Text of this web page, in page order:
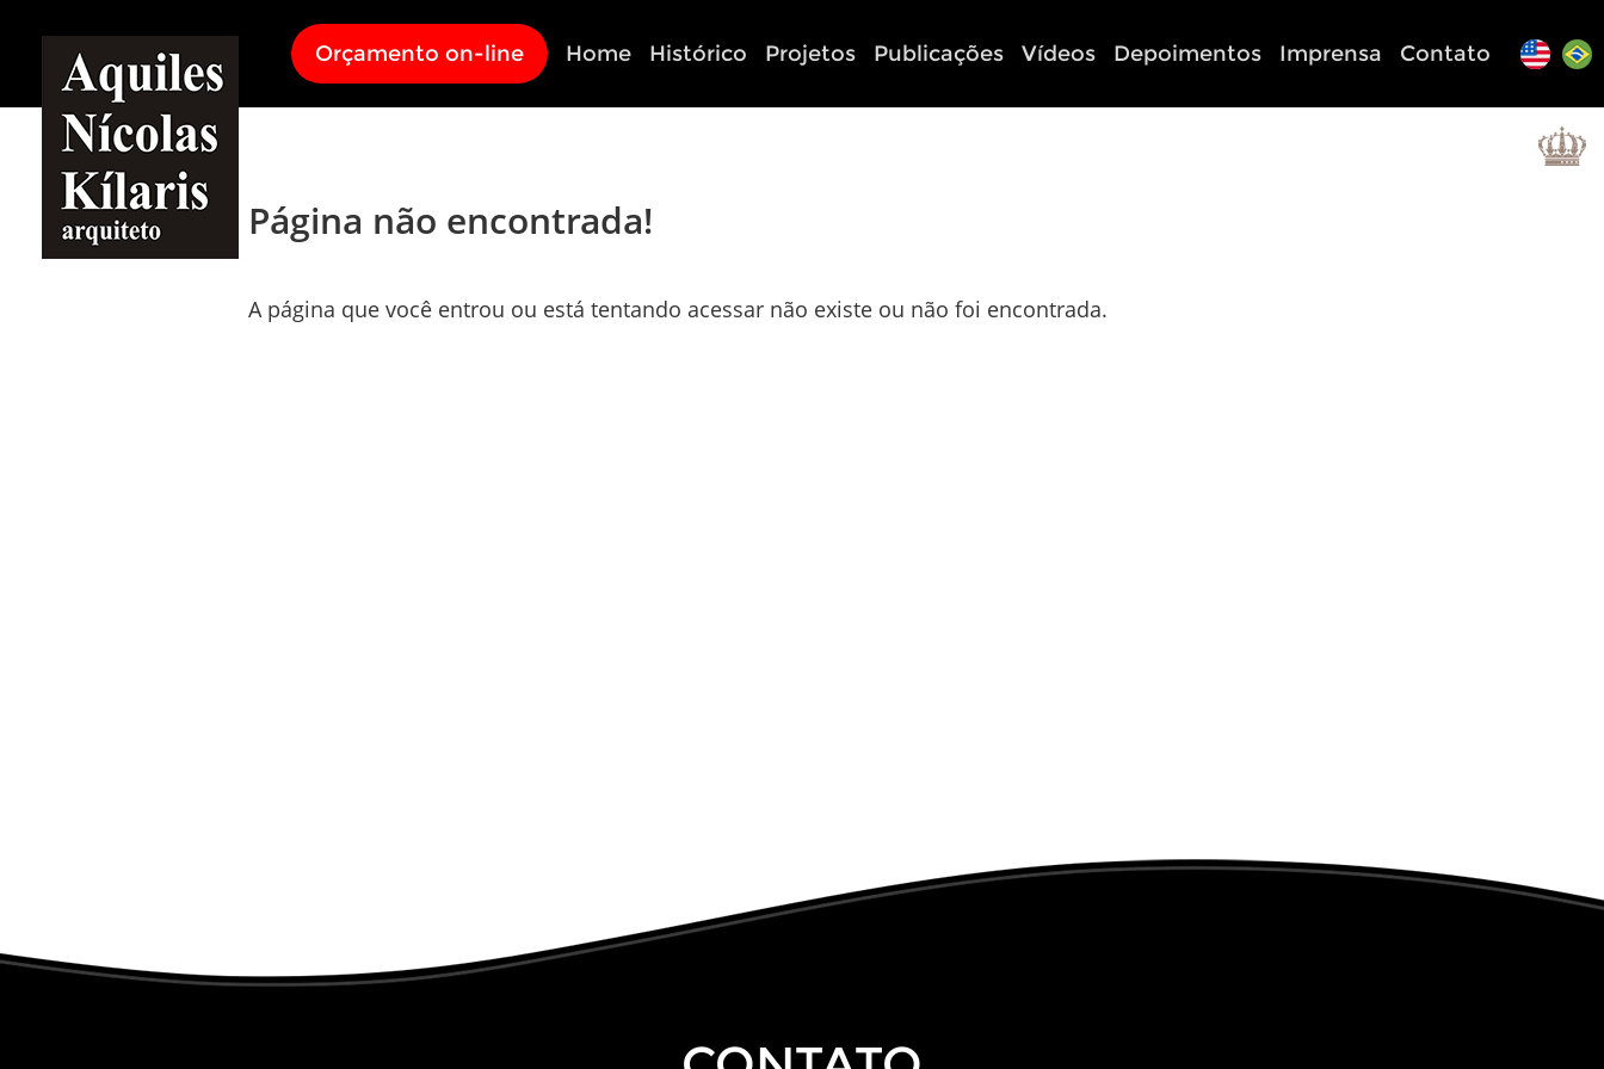
Orçamento on-line Home Histórico Projetos Publicações Vídeos Depoimentos Imprensa Contato
Página não encontrada!
A página que você entrou ou está tentando acessar não existe ou não foi encontrada.